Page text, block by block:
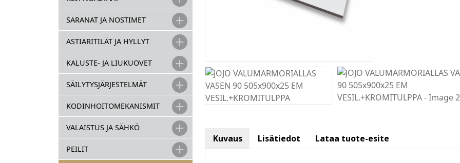
SARANAT JA NOSTIMET
ASTIARITILÄT JA HYLLYT
KALUSTE- JA LIUKUOVET
SÄILYTYSJÄRJESTELMÄT
KODINHOITOMEKANISMIT
VALAISTUS JA SÄHKÖ
PEILIT
Kuvaus Lisätiedot Lataa tuote-esite